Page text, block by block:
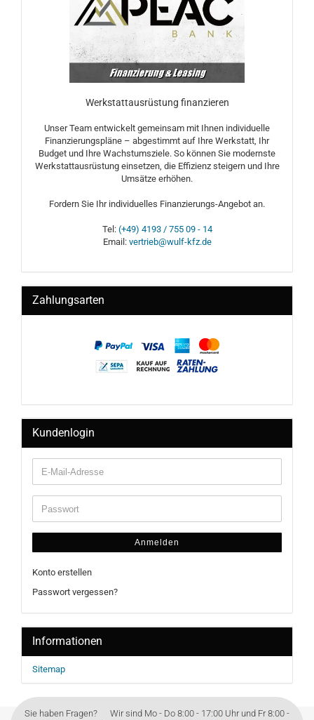
Werkstattausrüstung finanzieren
Unser Team entwickelt gemeinsam mit Ihnen individuelle
Finanzierungspläne – abgestimmt auf Ihre Werkstatt, Ihr
Budget und Ihre Wachstumsziele. So können Sie modernste
Werkstattausrüstung einsetzen, die Effizienz steigern und Ihre
Umsätze erhöhen.
Fordern Sie Ihr individuelles Finanzierungs-Angebot an.
Tel: (+49) 4193 / 755 09 - 14
Email: vertrieb@wulf-kfz.de
Zahlungsarten
Kundenlogin
Anmelden
Konto erstellen
Passwort vergessen?
Informationen
Sitemap
Sie haben Fragen? Wir sind Mo - Do 8:00 - 17:00 Uhr und Fr 8:00 -